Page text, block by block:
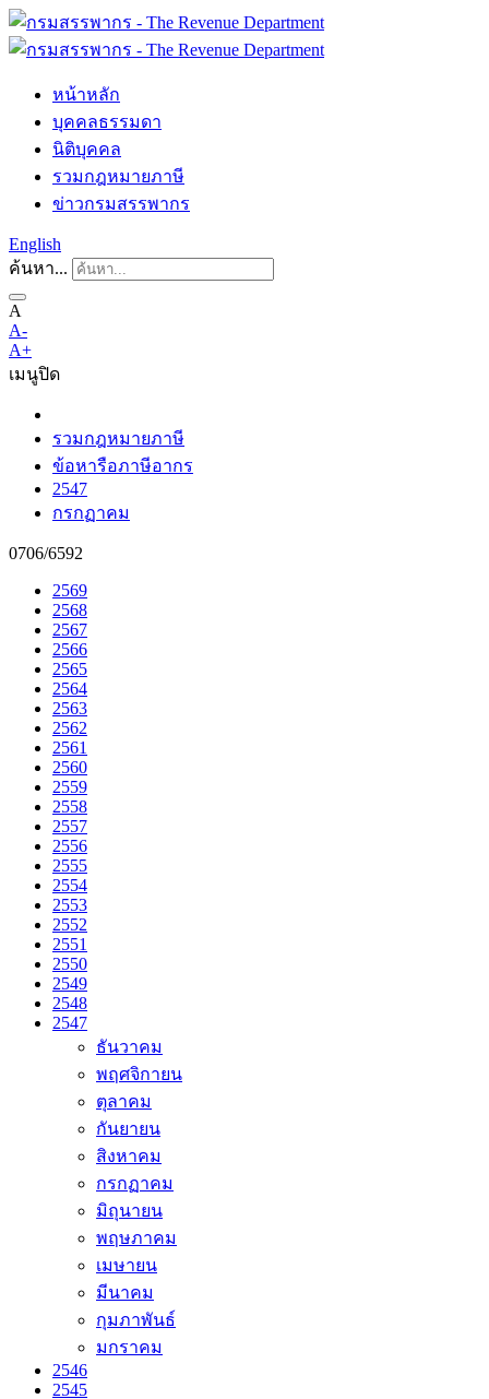
หน้าหลัก
บุคคลธรรมดา
นิติบุคคล
รวมกฎหมายภาษี
ข่าวกรมสรรพากร
English
ค้นหา...
A
A-
A+
เมนูปิด
รวมกฎหมายภาษี
ข้อหารือภาษีอากร
2547
กรกฏาคม
0706/6592
2569
2568
2567
2566
2565
2564
2563
2562
2561
2560
2559
2558
2557
2556
2555
2554
2553
2552
2551
2550
2549
2548
2547
ธันวาคม
พฤศจิกายน
ตุลาคม
กันยายน
สิงหาคม
กรกฏาคม
มิถุนายน
พฤษภาคม
เมษายน
มีนาคม
กุมภาพันธ์
มกราคม
2546
2545